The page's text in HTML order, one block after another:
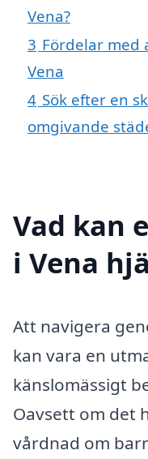
Vena?
3 Fördelar med
Vena
4 Sök efter en
omgivande
Vad kan
i Vena
Att navigera
kan vara en
känslomässigt
Oavsett om det
vårdnad om